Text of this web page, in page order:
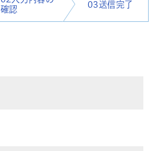
確認
03送信完了